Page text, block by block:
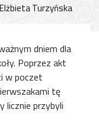
Elżbieta Turzyńska
dniem dla
Poprzez akt
w poczet
tę
licznie przybyli